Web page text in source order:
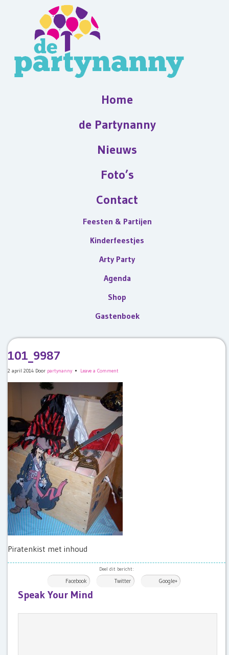
Home
de Partynanny
Nieuws
Foto’s
Contact
Feesten & Partijen
Kinderfeestjes
Arty Party
Agenda
Shop
Gastenboek
101_9987
2 april 2014 Door partynanny Leave a Comment
Piratenkist met inhoud
Deel dit bericht:
Facebook Twitter Google+
Speak Your Mind